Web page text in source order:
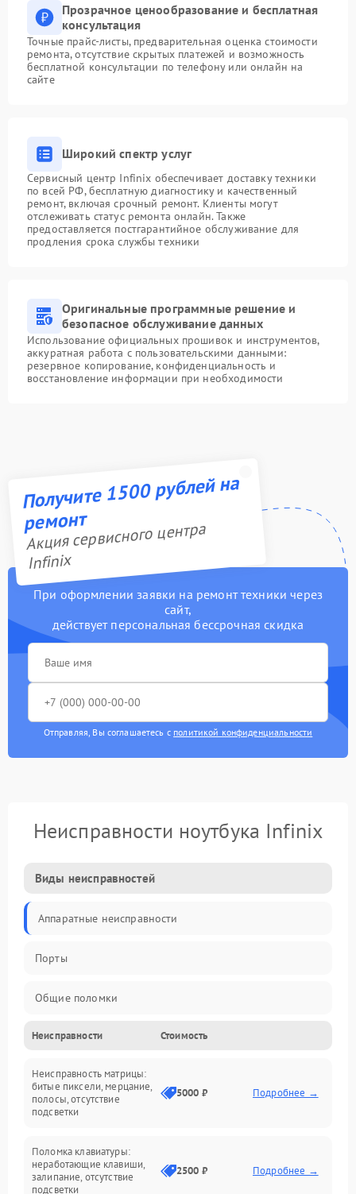
Прозрачное ценообразование и бесплатная
консультация
Точные прайс-листы, предварительная оценка стоимости
ремонта, отсутствие скрытых платежей и возможность
бесплатной консультации по телефону или онлайн на
сайте
Широкий спектр услуг
Сервисный центр Infinix обеспечивает доставку техники
по всей РФ, бесплатную диагностику и качественный
ремонт, включая срочный ремонт. Клиенты могут
отслеживать статус ремонта онлайн. Также
предоставляется постгарантийное обслуживание для
продления срока службы техники
Оригинальные программные решение и
безопасное обслуживание данных
Использование официальных прошивок и инструментов,
аккуратная работа с пользовательскими данными:
резервное копирование, конфиденциальность и
восстановление информации при необходимости
Получите 1500 рублей на
ремонт
Акция сервисного центра
Infinix
При оформлении заявки на ремонт техники через
сайт,
действует персональная бессрочная скидка
Отправляя, Вы соглашаетесь с политикой конфиденциальности
Неисправности ноутбука Infinix
Виды неисправностей
Аппаратные неисправности
Порты
Общие поломки
Устройства
Программные ошибки
Электрические и системные сбои
Интерфейсные проблемы
Неисправности Стоимость
Неисправность матрицы:
битые пиксели, мерцание,
полосы, отсутствие
подсветки
5000 ₽ Подробнее →
Поломка клавиатуры:
неработающие клавиши,
залипание, отсутствие
подсветки
2500 ₽ Подробнее →